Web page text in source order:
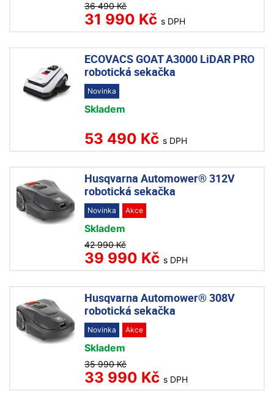
36 490 Kč
31 990 Kč s DPH
ECOVACS GOAT A3000 LiDAR PRO
robotická sekačka
Novinka
Skladem
53 490 Kč s DPH
Husqvarna Automower® 312V
robotická sekačka
Novinka Akce
Skladem
42 990 Kč
39 990 Kč s DPH
Husqvarna Automower® 308V
robotická sekačka
Novinka Akce
Skladem
35 990 Kč
33 990 Kč s DPH